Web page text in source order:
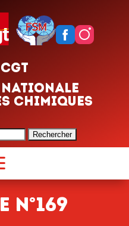
CHIMIQUES
n°169